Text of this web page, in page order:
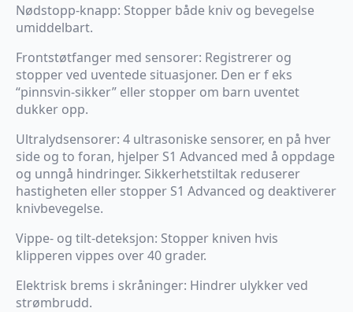
Nødstopp-knapp: Stopper både kniv og bevegelse
umiddelbart.
Frontstøtfanger med sensorer: Registrerer og
stopper ved uventede situasjoner. Den er f eks
“pinnsvin-sikker” eller stopper om barn uventet
dukker opp.
Ultralydsensorer: 4 ultrasoniske sensorer, en på hver
side og to foran, hjelper S1 Advanced med å oppdage
og unngå hindringer. Sikkerhetstiltak reduserer
hastigheten eller stopper S1 Advanced og deaktiverer
knivbevegelse.
Vippe- og tilt-deteksjon: Stopper kniven hvis
klipperen vippes over 40 grader.
Elektrisk brems i skråninger: Hindrer ulykker ved
strømbrudd.